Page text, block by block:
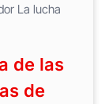
La lucha
de las
de